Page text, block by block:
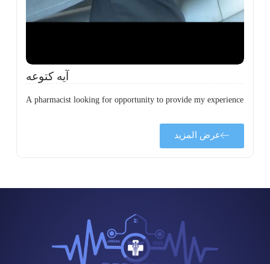
آيه كتوعه
A pharmacist looking for opportunity to provide my experience
عرض المزيد